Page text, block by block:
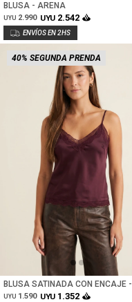
BLUSA - ARENA
UYU 2.990 UYU 2.542
40% SEGUNDA PRENDA
BLUSA SATINADA CON ENCAJE -
BURDEOS
UYU 1.590 UYU 1.352